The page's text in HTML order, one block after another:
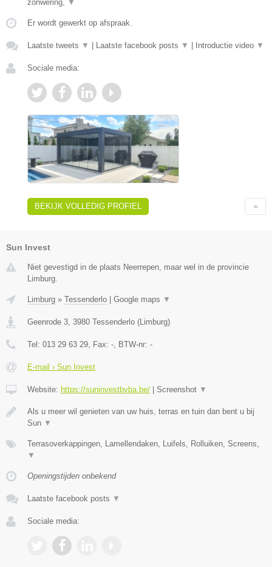
zonwering, ▼
Er wordt gewerkt op afspraak.
Laatste tweets ▼ Laatste facebook posts ▼ Introductie video ▼
Sociale media:
BEKIJK VOLLEDIG PROFIEL
Sun Invest
Niet gevestigd in de plaats Neerrepen, maar wel in de provincie
Limburg.
Limburg » Tessenderlo Google maps ▼
Geenrode 3, 3980 Tessenderlo (Limburg)
Tel: 013 29 63 29, Fax: -, BTW-nr: -
E-mail › Sun Invest
Website: https://suninvestbvba.be/ Screenshot ▼
Als u meer wil genieten van uw huis, terras en tuin dan bent u bij
Sun ▼
Terrasoverkappingen, Lamellendaken, Luifels, Rolluiken, Screens,
▼
Openingstijden onbekend
Laatste facebook posts ▼
Sociale media: